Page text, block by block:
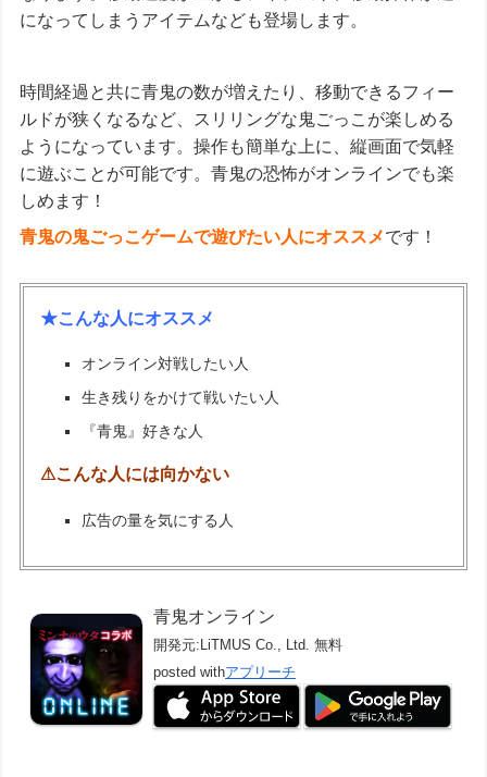
になってしまうアイテムなども登場します。
時間経過と共に青鬼の数が増えたり、移動できるフィー
ルドが狭くなるなど、スリリングな鬼ごっこが楽しめる
ようになっています。操作も簡単な上に、縦画面で気軽
に遊ぶことが可能です。青鬼の恐怖がオンラインでも楽
しめます！
青鬼の鬼ごっこゲームで遊びたい人にオススメです！
★こんな人にオススメ
オンライン対戦したい人
生き残りをかけて戦いたい人
『青鬼』好きな人
⚠こんな人には向かない
広告の量を気にする人
青鬼オンライン
開発元:LiTMUS Co., Ltd. 無料
posted withアプリーチ